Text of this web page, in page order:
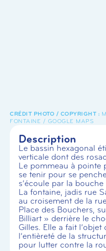
FONTAINE / GOOGLE MAPS
Description
Le bassin hexagonal
verticale dont des
Le pommeau à pointe
se tenir pour se
s’écoule par la
La fontaine, jadis rue
au croisement de la
Place des Bouchers,
Billiart » derrière le
Gilles. Elle a fait
l’entièreté de la
pour lutter contre la